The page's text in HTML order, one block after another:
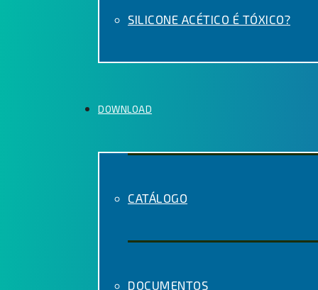
SILICONE ACÉTICO É TÓXICO?
DOWNLOAD
CATÁLOGO
DOCUMENTOS